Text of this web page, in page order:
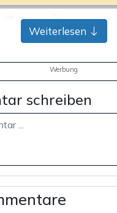
Bank-Überweisung
Weiterlesen
Werbung
schreiben